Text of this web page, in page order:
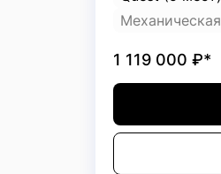
Механическая
1 119 000 ₽*